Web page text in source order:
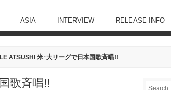
ASIA INTERVIEW RELEASE INFO
ATSUSHI 米･大リーグで日本国歌斉唱!!
歌斉唱!!